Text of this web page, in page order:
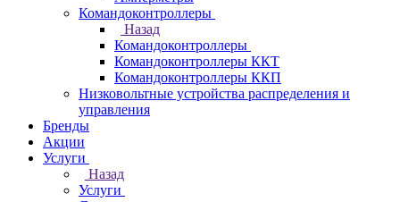
Командоконтроллеры
Назад
Командоконтроллеры
Командоконтроллеры ККТ
Командоконтроллеры ККП
Низковольтные устройства распределения и
управления
Бренды
Акции
Услуги
Назад
Услуги